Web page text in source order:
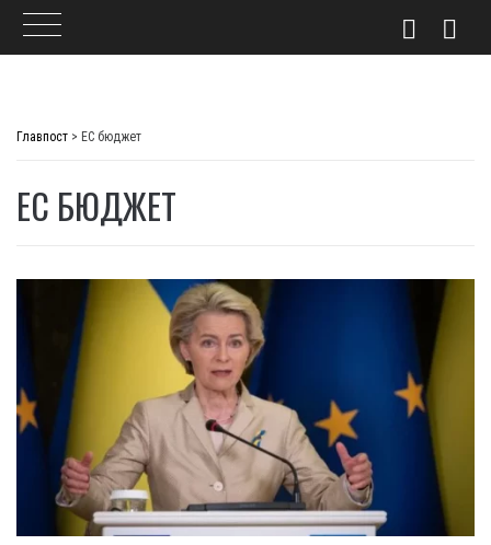
Главпост > ЕС бюджет
ЕС БЮДЖЕТ